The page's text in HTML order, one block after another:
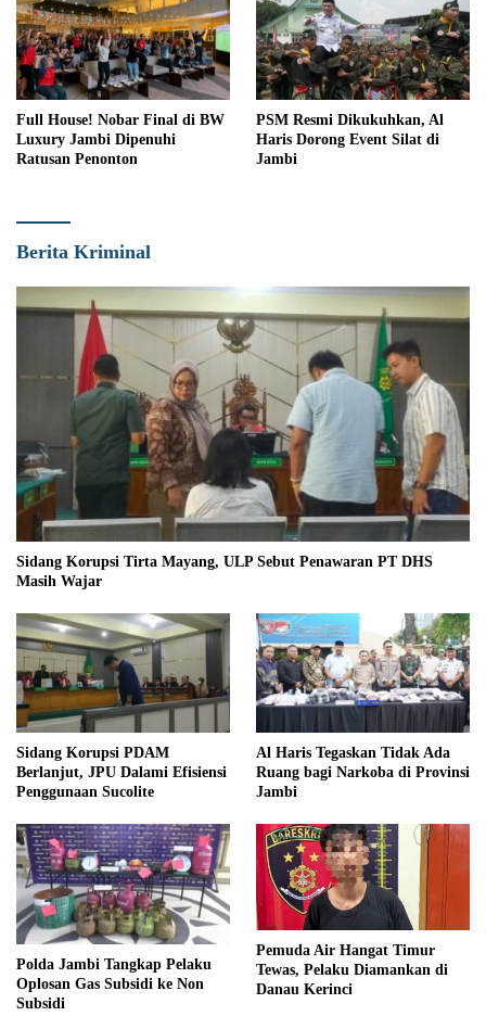
Full House! Nobar Final di BW
Luxury Jambi Dipenuhi
Ratusan Penonton
PSM Resmi Dikukuhkan, Al
Haris Dorong Event Silat di
Jambi
Berita Kriminal
Sidang Korupsi Tirta Mayang, ULP Sebut Penawaran PT DHS
Masih Wajar
Sidang Korupsi PDAM
Berlanjut, JPU Dalami Efisiensi
Penggunaan Sucolite
Al Haris Tegaskan Tidak Ada
Ruang bagi Narkoba di Provinsi
Jambi
Polda Jambi Tangkap Pelaku
Oplosan Gas Subsidi ke Non
Subsidi
Pemuda Air Hangat Timur
Tewas, Pelaku Diamankan di
Danau Kerinci